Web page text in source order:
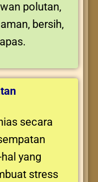
polutan,
bersih,
secara
yang
stress